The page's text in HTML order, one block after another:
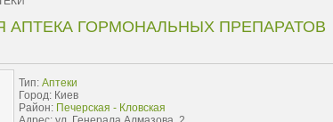
АПТЕКА ГОРМОНАЛЬНЫХ ПРЕПАРАТОВ
Тип: Аптеки
Город: Киев
Район: Печерская - Кловская